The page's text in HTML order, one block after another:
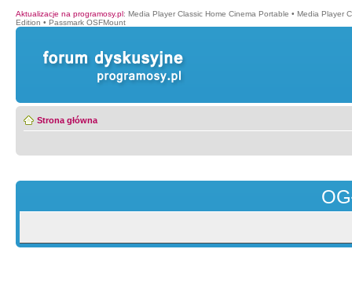
Aktualizacje na programosy.pl: Media Player Classic Home Cinema Portable • Media Player
Edition • Passmark OSFMount
Strona główna